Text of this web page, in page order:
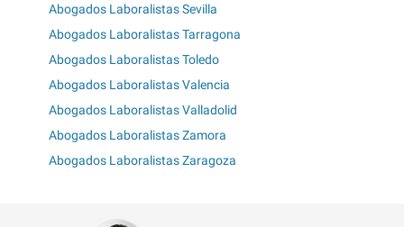
Abogados Laboralistas Sevilla
Abogados Laboralistas Tarragona
Abogados Laboralistas Toledo
Abogados Laboralistas Valencia
Abogados Laboralistas Valladolid
Abogados Laboralistas Zamora
Abogados Laboralistas Zaragoza